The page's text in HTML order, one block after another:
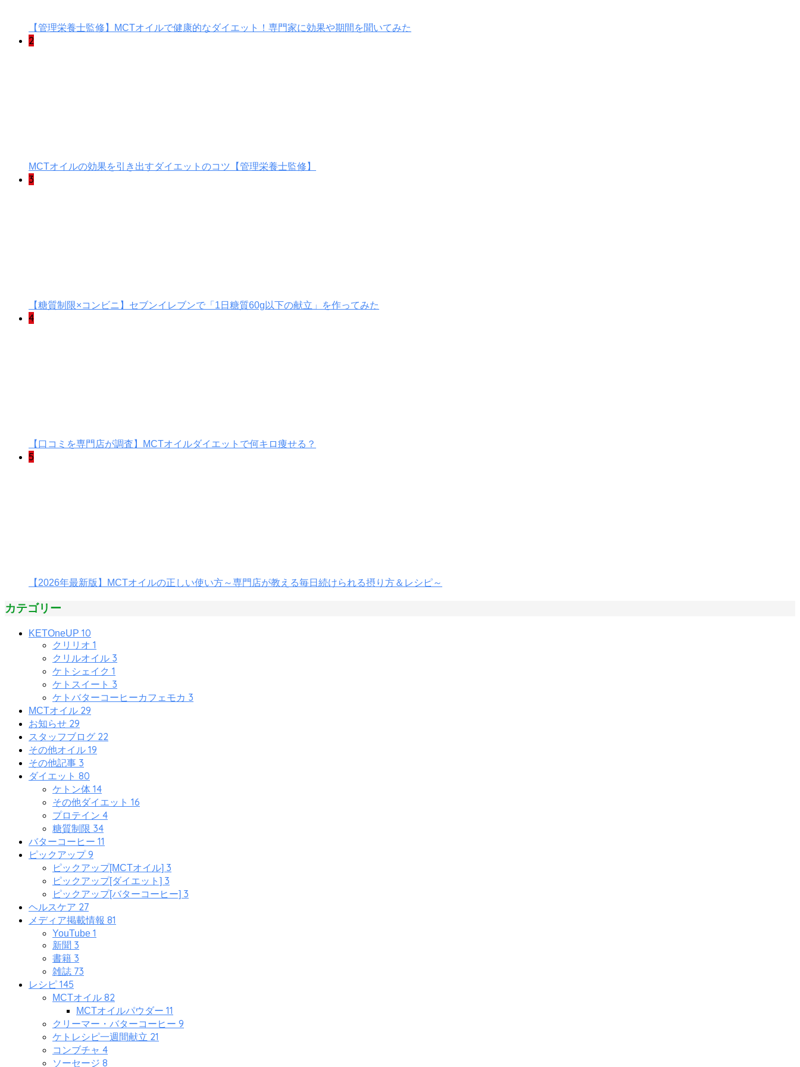
【管理栄養士監修】MCTオイルで健康的なダイエット！専門家に効果や期間を聞いてみた
2
MCTオイルの効果を引き出すダイエットのコツ【管理栄養士監修】
3
【糖質制限×コンビニ】セブンイレブンで「1日糖質60g以下の献立」を作ってみた
4
【口コミを専門店が調査】MCTオイルダイエットで何キロ痩せる？
5
【2026年最新版】MCTオイルの正しい使い方～専門店が教える毎日続けられる摂り方＆レシピ～
カテゴリー
KETOneUP 10
クリリオ 1
クリルオイル 3
ケトシェイク 1
ケトスイート 3
ケトバターコーヒーカフェモカ 3
MCTオイル 29
お知らせ 29
スタッフブログ 22
その他オイル 19
その他記事 3
ダイエット 80
ケトン体 14
その他ダイエット 16
プロテイン 4
糖質制限 34
バターコーヒー 11
ピックアップ 9
ピックアップ[MCTオイル] 3
ピックアップ[ダイエット] 3
ピックアップ[バターコーヒー] 3
ヘルスケア 27
メディア掲載情報 81
YouTube 1
新聞 3
書籍 3
雑誌 73
レシピ 145
MCTオイル 82
MCTオイルパウダー 11
クリーマー・バターコーヒー 9
ケトレシピ一週間献立 21
コンブチャ 4
ソーセージ 8